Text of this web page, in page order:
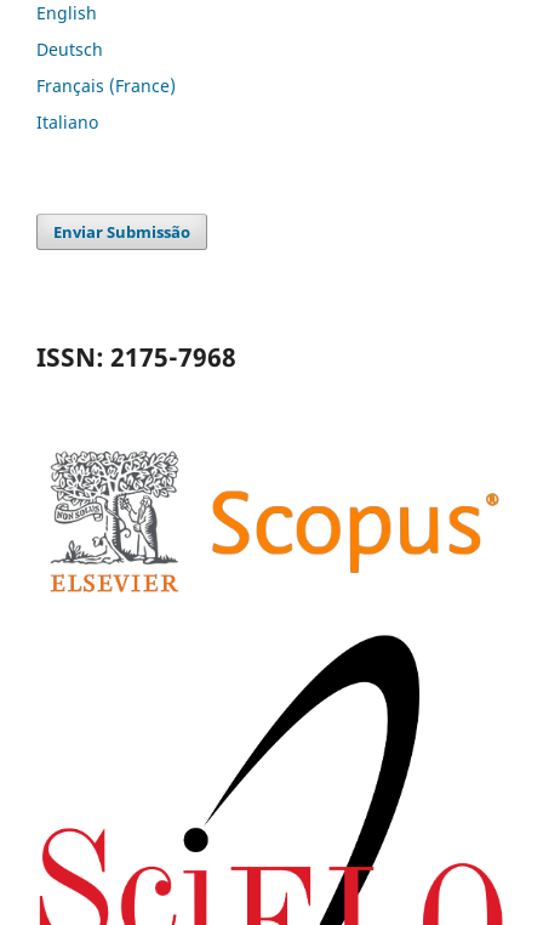
English
Deutsch
Français (France)
Italiano
Enviar Submissão
ISSN: 2175-7968